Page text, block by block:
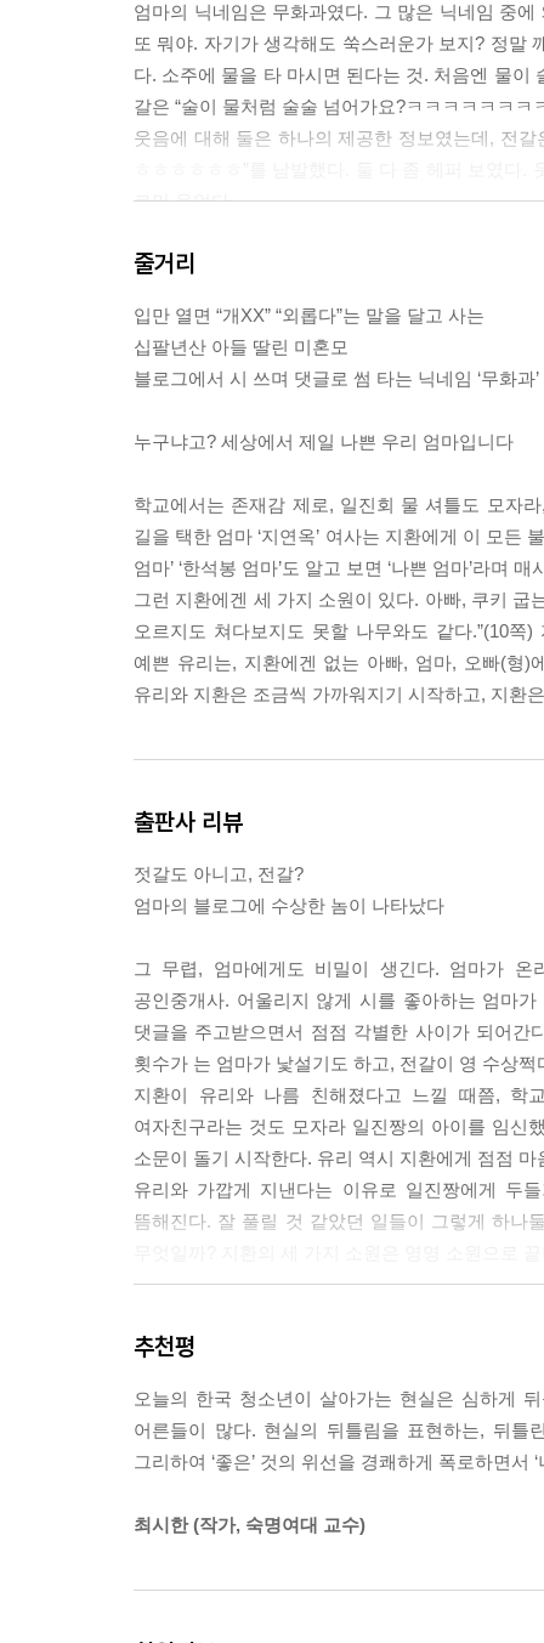
엄마의 닉네임은 무화과였다. 그 많은 닉네임 중
또 뭐야. 자기가 생각해도 쑥스러운가 보지? 정말
다. 소주에 물을 타 마시면 된다는 것. 처음엔 물이
갈은 “술이 물처럼 술술 넘어가요?ㅋㅋㅋㅋㅋㅋ
웃음에 대해 둘은 하나의 제공한 정보였는데, 전
로만 웃었다.
을지 심히 걱정이었다.
엄마가 말했다. 세상의 모든 엄마는 나쁜 엄마라
우선 엄마는 맹모삼천지교로 유명한 맹자 엄마부
석봉 엄마는 무섭기까지 한 나쁜 엄마라고. / “자
--- p.58-60
“어머니 혼자서 힘드시겠습니다.” / “뭐가요?” / “
벌떡 일어섰다. 엄마의 얼굴이 울긋불긋해지더니
마는 학교엔 가보겠지만 사과할 의사는 없다고 담
엄마가 먼저 전화를 끊었다. / “이런 개무시를 봤
다. 그러곤 수명이 다하기도 전에 떼어버린 마스
닌지, 고민해볼 여유는 없나요? 찌그러진 주전자
“집에 아버지가 있어야 질서가 잡힌다고요? 엄마
흥분한 엄마가 마침내 선생님들 앞에서 주전자를
긴장된 표정을 지었다. 엄마가 담임의 귀에 대고
좀 전보다 더 낮게 속삭였다. / “동정심은 개나 줘버
--- p.138
줄거리
입만 열면 “개XX” “외롭다”는 말을 달고 사는
십팔년산 아들 딸린 미혼모
블로그에서 시 쓰며 댓글로 썸 타는 닉네임 ‘무화과’
누구냐고? 세상에서 제일 나쁜 우리 엄마입니다
학교에서는 존재감 제로, 일진회 물 셔틀도 모자
길을 택한 엄마 ‘지연옥’ 여사는 지환에게 이 모든
엄마’ ‘한석봉 엄마’도 알고 보면 ‘나쁜 엄마’라며
그런 지환에겐 세 가지 소원이 있다. 아빠, 쿠키 굽
오르지도 쳐다보지도 못할 나무와도 같다.”(10
예쁜 유리는, 지환에겐 없는 아빠, 엄마, 오빠(형
유리와 지환은 조금씩 가까워지기 시작하고, 지환
출판사 리뷰
젓갈도 아니고, 전갈?
엄마의 블로그에 수상한 놈이 나타났다
그 무렵, 엄마에게도 비밀이 생긴다. 엄마가 온
공인중개사. 어울리지 않게 시를 좋아하는 엄마
댓글을 주고받으면서 점점 각별한 사이가 되어간
횟수가 는 엄마가 낯설기도 하고, 전갈이 영 수상
지환이 유리와 나름 친해졌다고 느낄 때쯤, 학
여자친구라는 것도 모자라 일진짱의 아이를 임신
소문이 돌기 시작한다. 유리 역시 지환에게 점점
유리와 가깝게 지낸다는 이유로 일진짱에게 두
뜸해진다. 잘 풀릴 것 같았던 일들이 그렇게 하
편견과 위선으로 가득 찬 세상, 통쾌한 한 방을 날
열여덟에 임신, 가출, 출산이라는 화려한 이력,
윽박지르기는 기본. ‘지연옥’ 여사는 때와 장소를
아이에게 집에서까지 공포심 조장에 경쟁까지 불
추천평
오늘의 한국 청소년이 살아가는 현실은 심하게
어른들이 많다. 현실의 뒤틀림을 표현하는, 뒤
그리하여 ‘좋은’ 것의 위선을 경쾌하게 폭로하면
최시한 (작가, 숙명여대 교수)